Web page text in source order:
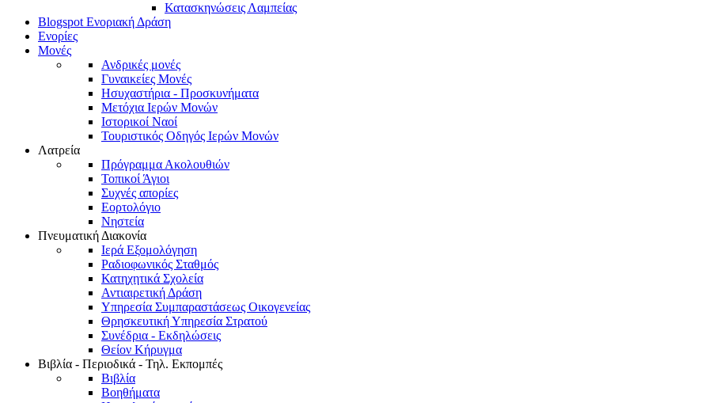
Κατασκηνώσεις Λαμπείας
Blogspot Ενοριακή Δράση
Ενορίες
Μονές
Ανδρικές μονές
Γυναικείες Μονές
Ησυχαστήρια - Προσκυνήματα
Μετόχια Ιερών Μονών
Ιστορικοί Ναοί
Τουριστικός Οδηγός Ιερών Μονών
Λατρεία
Πρόγραμμα Ακολουθιών
Τοπικοί Άγιοι
Συχνές απορίες
Εορτολόγιο
Νηστεία
Πνευματική Διακονία
Ιερά Εξομολόγηση
Ραδιοφωνικός Σταθμός
Κατηχητικά Σχολεία
Αντιαιρετική Δράση
Υπηρεσία Συμπαραστάσεως Οικογενείας
Θρησκευτική Υπηρεσία Στρατού
Συνέδρια - Εκδηλώσεις
Θείον Κήρυγμα
Βιβλία - Περιοδικά - Τηλ. Εκπομπές
Βιβλία
Βοηθήματα